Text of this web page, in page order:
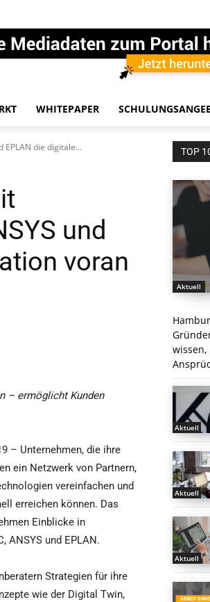
WHITEPAPER
EPLAN die digitale...
und
voran
– ermöglicht Kunden
– Unternehmen, die ihre
ein Netzwerk von Partnern,
vereinfachen und
erreichen können. Das
Einblicke in
ANSYS und EPLAN.
Strategien für ihre
wie der Digital Twin,
TOP
Aktuell
Aktuell
Aktuell
Aktuell